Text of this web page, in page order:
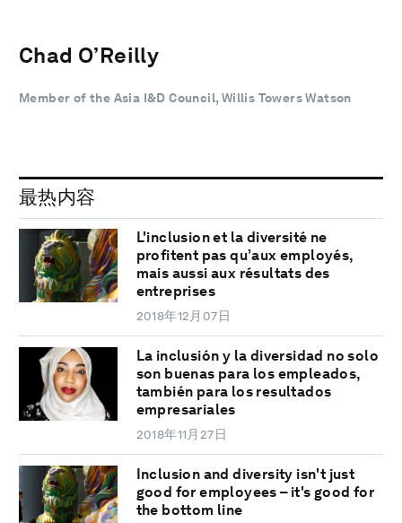
Chad O’Reilly
Member of the Asia I&D Council, Willis Towers Watson
最热内容
L'inclusion et la diversité ne
profitent pas qu’aux employés,
mais aussi aux résultats des
entreprises
2018年12月07日
La inclusión y la diversidad no solo
son buenas para los empleados,
también para los resultados
empresariales
2018年11月27日
Inclusion and diversity isn't just
good for employees – it's good for
the bottom line